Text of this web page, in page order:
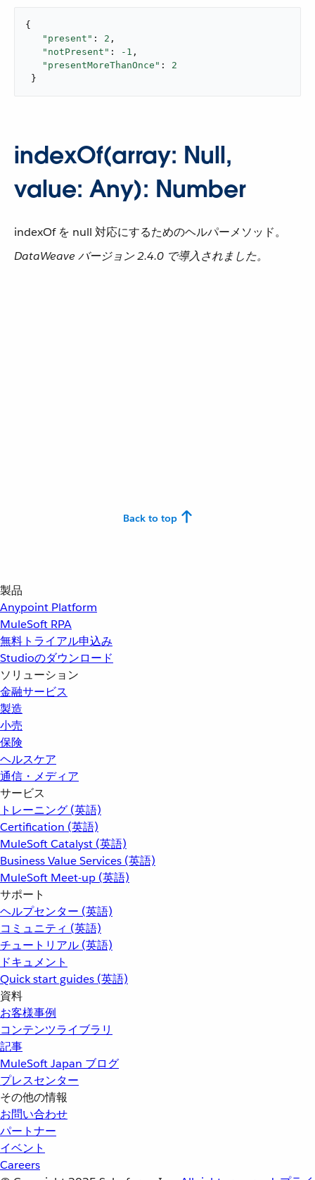
{
"present" : 2 ,
"notPresent" : -1 ,
"presentMoreThanOnce" : 2
}
indexOf(array: Null,
value: Any): Number
indexOf を null 対応にするためのヘルパーメソッド。
DataWeave バージョン 2.4.0 で導入されました。
Back to top
製品
Anypoint Platform
MuleSoft RPA
無料トライアル申込み
Studioのダウンロード
ソリューション
金融サービス
製造
小売
保険
ヘルスケア
通信・メディア
サービス
トレーニング (英語)
Certification (英語)
MuleSoft Catalyst (英語)
Business Value Services (英語)
MuleSoft Meet-up (英語)
サポート
ヘルプセンター (英語)
コミュニティ (英語)
チュートリアル (英語)
ドキュメント
Quick start guides (英語)
資料
お客様事例
コンテンツライブラリ
記事
MuleSoft Japan ブログ
プレスセンター
その他の情報
お問い合わせ
パートナー
イベント
Careers